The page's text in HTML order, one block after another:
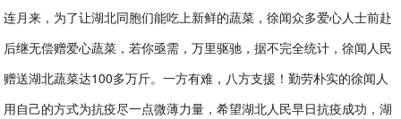
连月来，为了让湖北同胞们能吃上新鲜的蔬菜，徐闻众多爱心人士前赴
后继无偿赠爱心蔬菜，若你亟需，万里驱驰，据不完全统计，徐闻人民
赠送湖北蔬菜达100多万斤。一方有难，八方支援！勤劳朴实的徐闻人
用自己的方式为抗疫尽一点微薄力量，希望湖北人民早日抗疫成功，湖